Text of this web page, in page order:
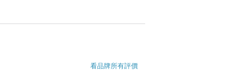
看品牌所有評價